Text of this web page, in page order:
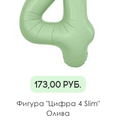
173,00 руб.
Фигура "Цифра 4 Slim"
Олива